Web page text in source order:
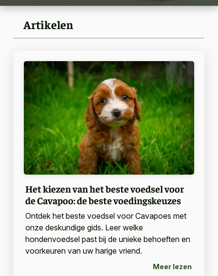
Artikelen
Het kiezen van het beste voedsel voor
de Cavapoo: de beste voedingskeuzes
Ontdek het beste voedsel voor Cavapoes met
onze deskundige gids. Leer welke
hondenvoedsel past bij de unieke behoeften en
voorkeuren van uw harige vriend.
Meer lezen